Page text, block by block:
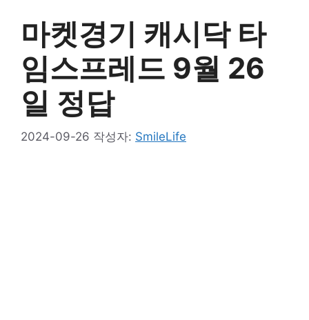
마켓경기 캐시닥 타
임스프레드 9월 26
일 정답
2024-09-26 작성자: SmileLife